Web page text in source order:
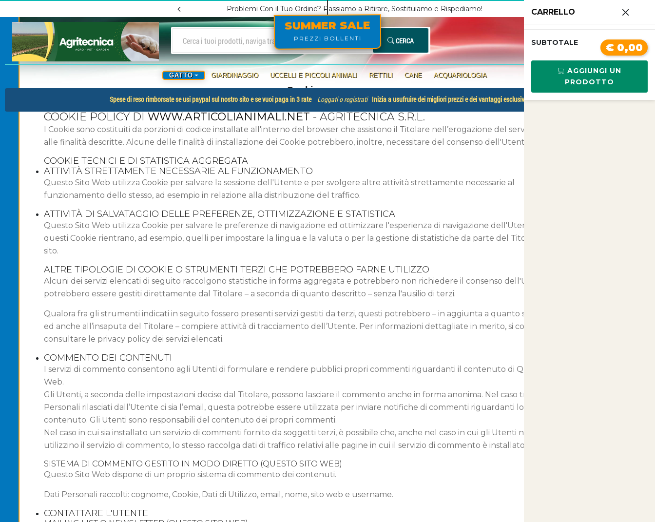
SUMMER SALE
PREZZI BOLLENTI
Problemi Con il Tuo Ordine? Passiamo a Ritirare, Sostituiamo e Rispediamo! Chiamaci 3341210267
CERCA
GATTO GIARDINAGGIO UCCELLI E PICCOLI ANIMALI RETTILI CANE ACQUARIOLOGIA
Spese di reso rimborsate se usi paypal sul nostro sito e se vuoi paga in 3 rate Loggati o registrati Inizia a usufruire dei migliori prezzi e dei vantaggi esclusivi.
Cookies
COOKIE POLICY DI WWW.ARTICOLIANIMALI.NET - AGRITECNICA S.R.L.
I Cookie sono costituiti da porzioni di codice installate all'interno del browser che assistono il Titolare nell’erogazione del servizio in base
alle finalità descritte. Alcune delle finalità di installazione dei Cookie potrebbero, inoltre, necessitare del consenso dell'Utente.
COOKIE TECNICI E DI STATISTICA AGGREGATA
ATTIVITÀ STRETTAMENTE NECESSARIE AL FUNZIONAMENTO
Questo Sito Web utilizza Cookie per salvare la sessione dell'Utente e per svolgere altre attività strettamente necessarie al
funzionamento dello stesso, ad esempio in relazione alla distribuzione del traffico.
ATTIVITÀ DI SALVATAGGIO DELLE PREFERENZE, OTTIMIZZAZIONE E STATISTICA
Questo Sito Web utilizza Cookie per salvare le preferenze di navigazione ed ottimizzare l'esperienza di navigazione dell'Utente. Fra
questi Cookie rientrano, ad esempio, quelli per impostare la lingua e la valuta o per la gestione di statistiche da parte del Titolare del
sito.
ALTRE TIPOLOGIE DI COOKIE O STRUMENTI TERZI CHE POTREBBERO FARNE UTILIZZO
Alcuni dei servizi elencati di seguito raccolgono statistiche in forma aggregata e potrebbero non richiedere il consenso dell'Utente o
potrebbero essere gestiti direttamente dal Titolare – a seconda di quanto descritto – senza l'ausilio di terzi.
Qualora fra gli strumenti indicati in seguito fossero presenti servizi gestiti da terzi, questi potrebbero – in aggiunta a quanto specificato
ed anche all’insaputa del Titolare – compiere attività di tracciamento dell’Utente. Per informazioni dettagliate in merito, si consiglia di
consultare le privacy policy dei servizi elencati.
COMMENTO DEI CONTENUTI
I servizi di commento consentono agli Utenti di formulare e rendere pubblici propri commenti riguardanti il contenuto di Questo Sito
Web.
Gli Utenti, a seconda delle impostazioni decise dal Titolare, possono lasciare il commento anche in forma anonima. Nel caso tra i Dati
Personali rilasciati dall’Utente ci sia l’email, questa potrebbe essere utilizzata per inviare notifiche di commenti riguardanti lo stesso
contenuto. Gli Utenti sono responsabili del contenuto dei propri commenti.
Nel caso in cui sia installato un servizio di commenti fornito da soggetti terzi, è possibile che, anche nel caso in cui gli Utenti non
utilizzino il servizio di commento, lo stesso raccolga dati di traffico relativi alle pagine in cui il servizio di commento è installato.
SISTEMA DI COMMENTO GESTITO IN MODO DIRETTO (QUESTO SITO WEB)
Questo Sito Web dispone di un proprio sistema di commento dei contenuti.
Dati Personali raccolti: cognome, Cookie, Dati di Utilizzo, email, nome, sito web e username.
CONTATTARE L'UTENTE
CARRELLO
SUBTOTALE € 0,00
AGGIUNGI UN
PRODOTTO